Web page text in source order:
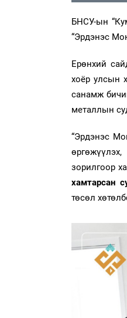
БНСУ-ын
“Эрдэнэс
Ерөнхий
хоёр улсын
санамж
металлын
“Эрдэнэс
өргөжүүлэх,
зорилгоор
хамтарсан
төсөл